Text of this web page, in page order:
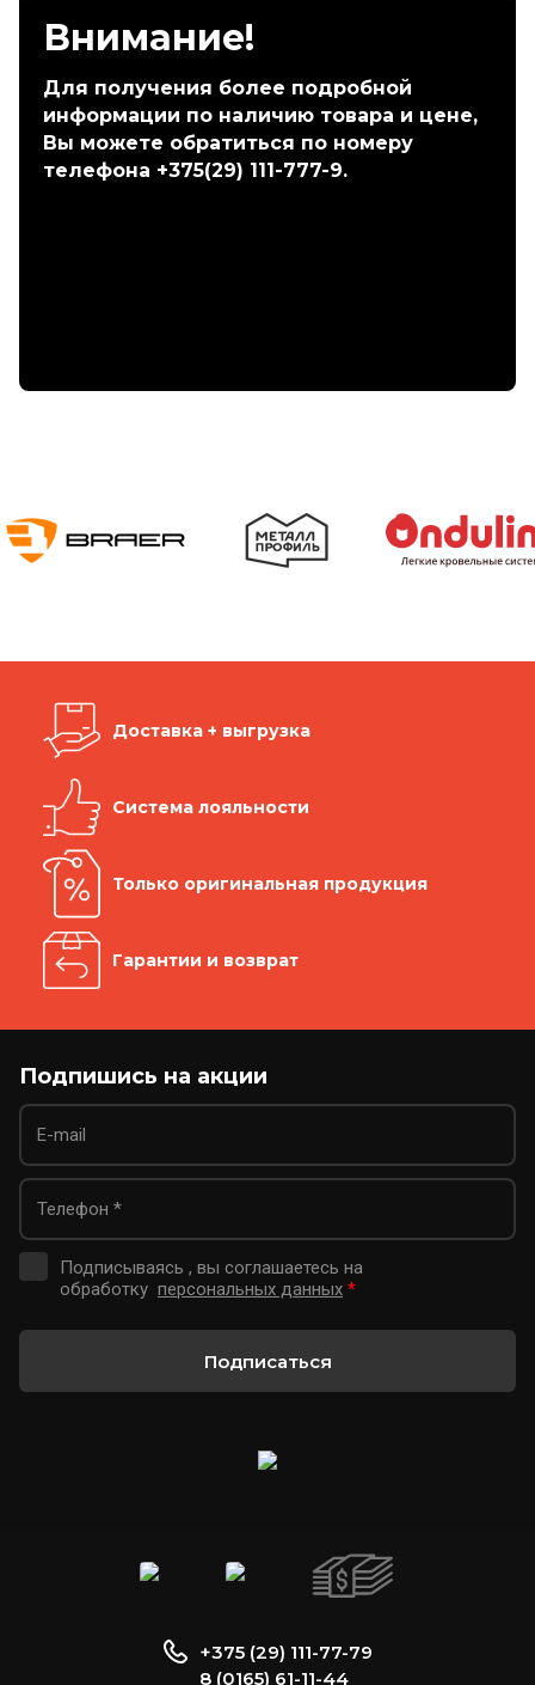
Внимание!
Для получения более подробной
информации по наличию товара и цене,
Вы можете обратиться по номеру
телефона +375(29) 111-777-9.
Доставка + выгрузка
Система лояльности
Только оригинальная продукция
Гарантии и возврат
Подпишись на акции
Подписываясь , вы соглашаетесь на
обработку персональных данных *
Подписаться
+375 (29) 111-77-79
8 (0165) 61-11-44